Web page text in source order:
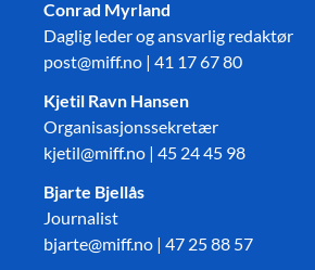
Conrad Myrland
Daglig leder og ansvarlig redaktør
post@miff.no | 41 17 67 80
Kjetil Ravn Hansen
Organisasjonssekretær
kjetil@miff.no | 45 24 45 98
Bjarte Bjellås
Journalist
bjarte@miff.no | 47 25 88 57